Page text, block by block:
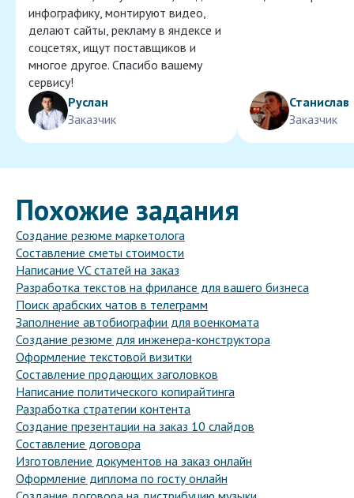
инфографику, монтируют видео,
делают сайты, рекламу в яндексе и
соцсетях, ищут поставщиков и
многое другое. Спасибо вашему
сервису!
Руслан
Заказчик
Станислав
Заказчик
Похожие задания
Создание резюме маркетолога
Составление сметы стоимости
Написание VC статей на заказ
Разработка текстов на фрилансе для вашего бизнеса
Поиск арабских чатов в телеграмм
Заполнение автобиографии для военкомата
Создание резюме для инженера-конструктора
Оформление текстовой визитки
Составление продающих заголовков
Написание политического копирайтинга
Разработка стратегии контента
Создание презентации на заказ 10 слайдов
Составление договора
Изготовление документов на заказ онлайн
Оформление диплома по госту онлайн